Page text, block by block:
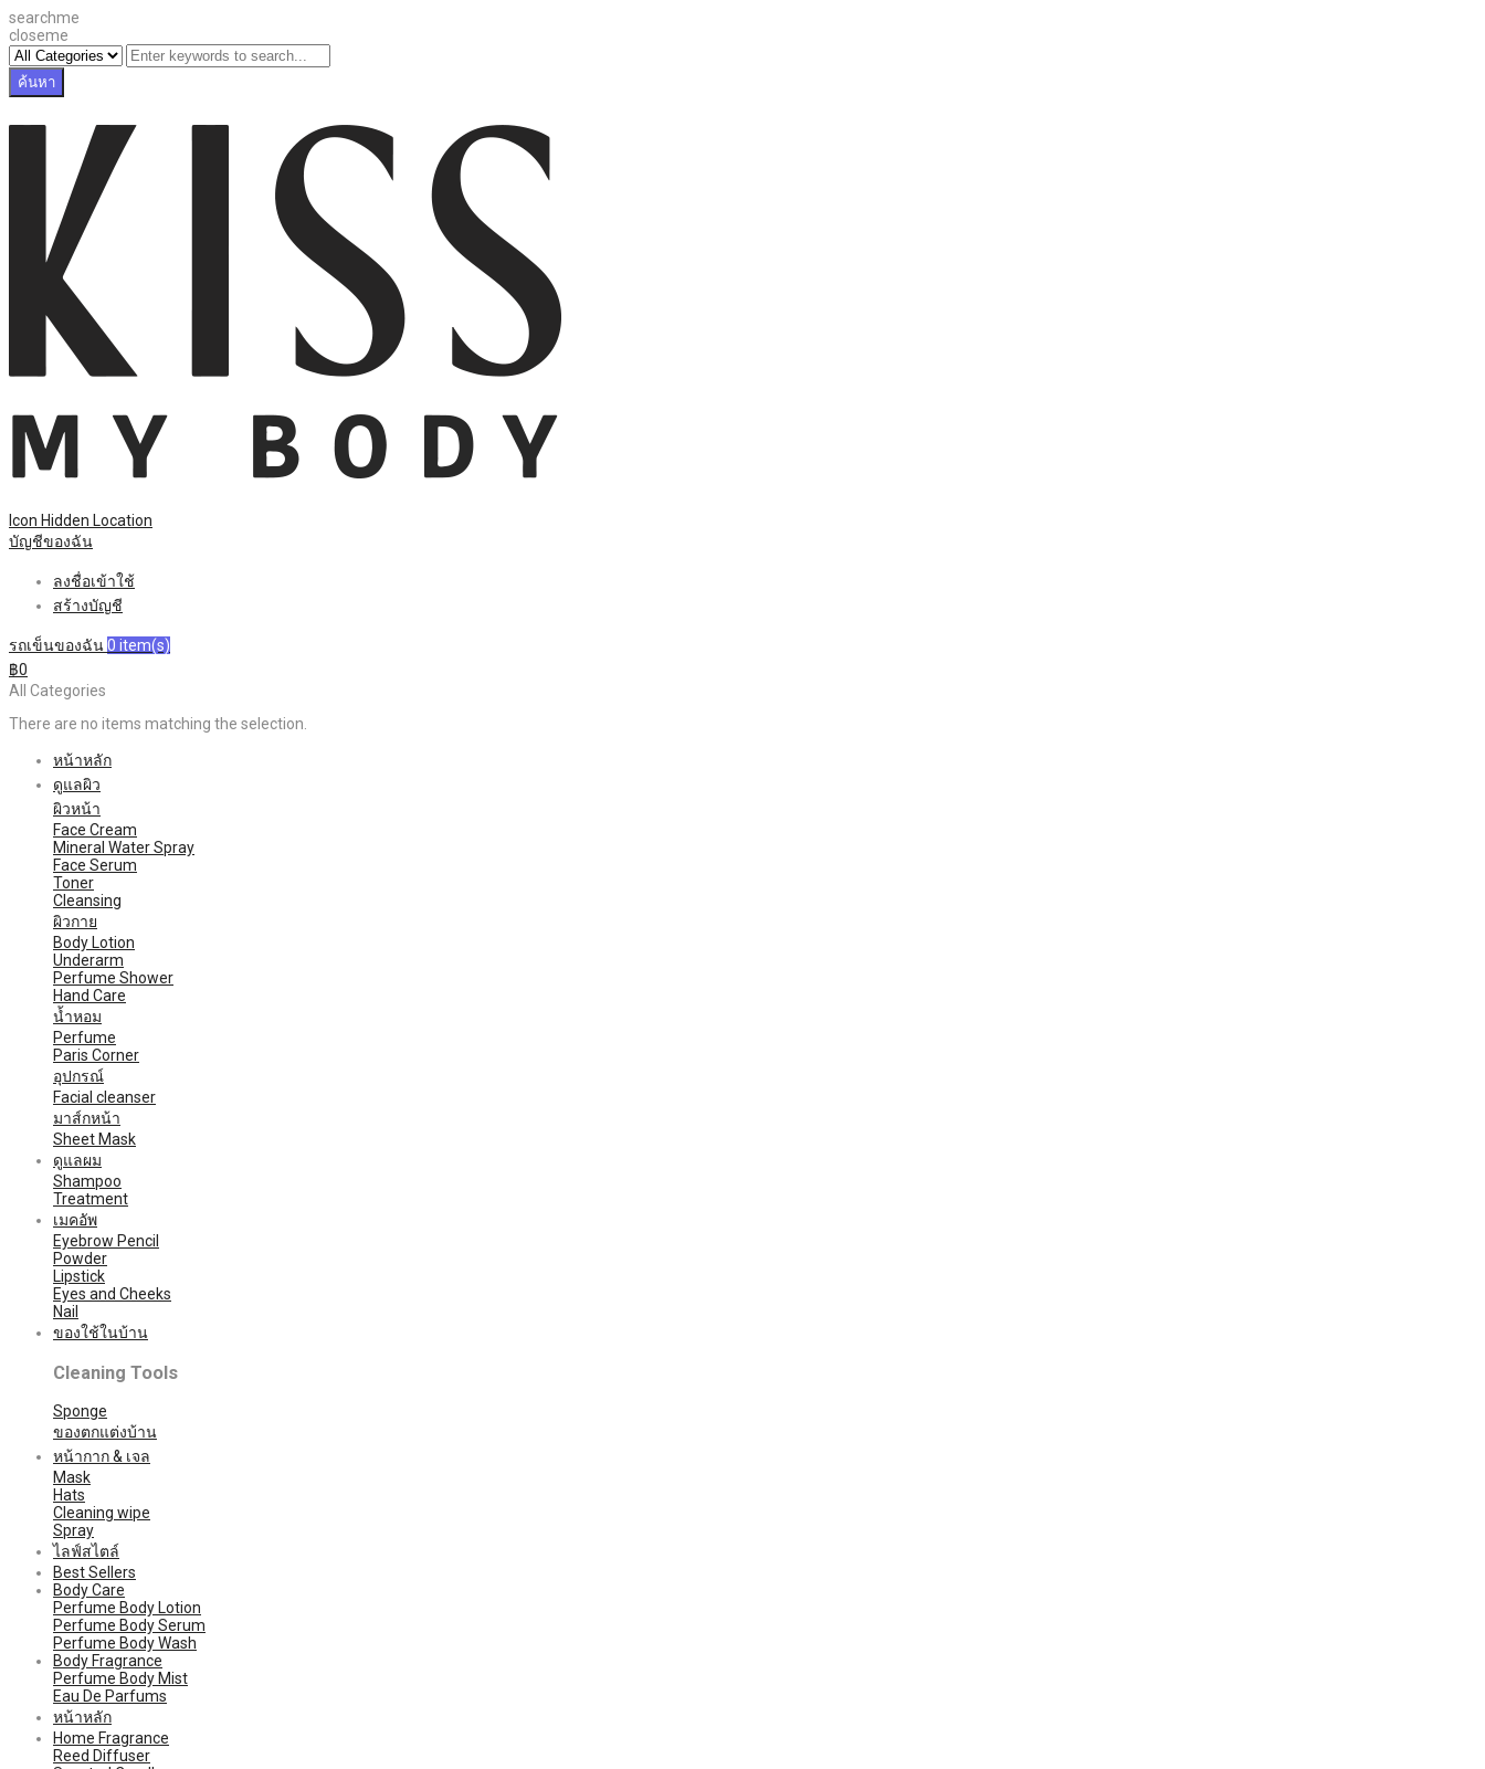
searchme
closeme
ค้นหา
Icon Hidden Location
บัญชีของฉัน
ลงชื่อเข้าใช้
สร้างบัญชี
รถเข็นของฉัน0 item(s)
฿0
All Categories
There are no items matching the selection.
หน้าหลัก
ดูแลผิว
ผิวหน้า
Face Cream
Mineral Water Spray
Face Serum
Toner
Cleansing
ผิวกาย
Body Lotion
Underarm
Perfume Shower
Hand Care
น้ำหอม
Perfume
Paris Corner
อุปกรณ์
Facial cleanser
มาส์กหน้า
Sheet Mask
ดูแลผม
Shampoo
Treatment
เมคอัพ
Eyebrow Pencil
Powder
Lipstick
Eyes and Cheeks
Nail
ของใช้ในบ้าน
Cleaning Tools
Sponge
ของตกแต่งบ้าน
หน้ากาก & เจล
Mask
Hats
Cleaning wipe
Spray
ไลฟ์สไตล์
Best Sellers
Body Care
Perfume Body Lotion
Perfume Body Serum
Perfume Body Wash
Body Fragrance
Perfume Body Mist
Eau De Parfums
หน้าหลัก
Home Fragrance
Reed Diffuser